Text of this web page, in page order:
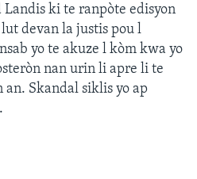
Landis ki te ranpòte edisyon
devan la justis pou l
yo te akuze l kòm kwa yo
nan urin li apre li te
Skandal siklis yo ap